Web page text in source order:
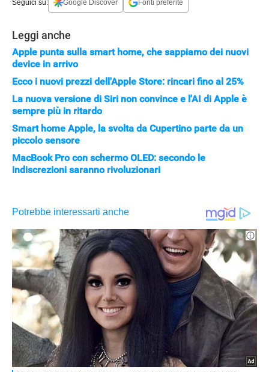
Seguici su: Google Discover Fonti preferite
Leggi anche
Apple punta sulla smart home, che sappiamo dei nuovi
device in arrivo
Ecco i nuovi prezzi dell'Apple Store: rincari fino al 25%
La nuova versione di Siri non convince e l'AI di Apple è
sempre più in ritardo
Smart home Apple, la svolta da Cupertino parte da un
piccolo sensore
MacBook Pro con schermo OLED: secondo le
indiscrezioni saranno rivoluzionari